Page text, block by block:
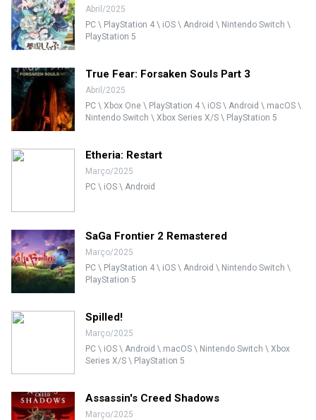
Abril/2025
PC \ PlayStation 4 \ iOS \ Android \ Nintendo Switch \
PlayStation 5
True Fear: Forsaken Souls Part 3
Abril/2025
PC \ Xbox One \ PlayStation 4 \ iOS \ Android \ macOS \
Nintendo Switch \ Xbox Series X/S \ PlayStation 5
Etheria: Restart
Março/2025
PC \ iOS \ Android
SaGa Frontier 2 Remastered
Março/2025
PC \ PlayStation 4 \ iOS \ Android \ Nintendo Switch \
PlayStation 5
Spilled!
Março/2025
PC \ iOS \ Android \ macOS \ Nintendo Switch \ Xbox
Series X/S \ PlayStation 5
Assassin's Creed Shadows
Março/2025